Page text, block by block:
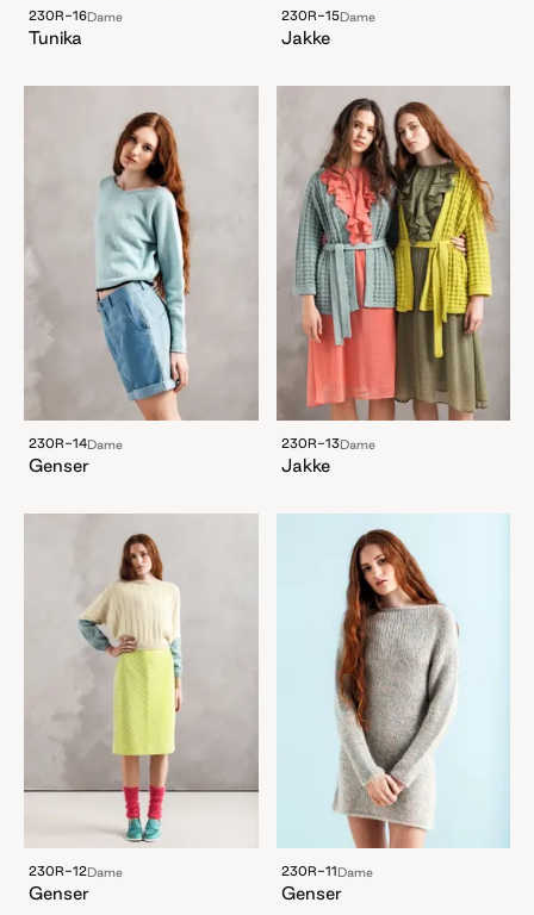
230R-16Dame
Tunika
230R-15Dame
Jakke
230R-14Dame
Genser
230R-13Dame
Jakke
230R-12Dame
Genser
230R-11Dame
Genser